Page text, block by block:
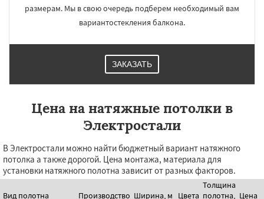
размерам. Мы в свою очередь подберем необходимый вам
вариантостекления балкона.
ЗАКАЗАТЬ
Цена на натяжные потолки в
Электростали
В Электростали можно найти бюджетный вариант натяжного
потолка а также дорогой. Цена монтажа, материала для
установки натяжного полотна зависит от разных факторов.
Вид полотна Производство Ширина, м Цвета
Толщина
полотна, Цена